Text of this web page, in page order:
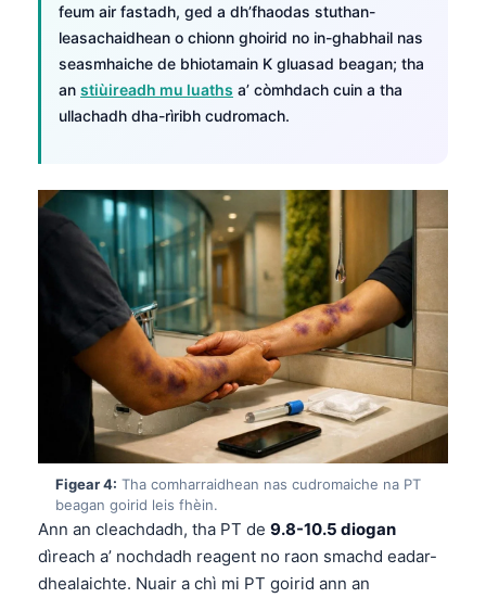
feum air fastadh, ged a dh’fhaodas stuthan-
leasachaidhean o chionn ghoirid no in-ghabhail nas
seasmhaiche de bhiotamain K gluasad beagan; tha
an stiùireadh mu luaths a’ còmhdach cuin a tha
ullachadh dha-rìribh cudromach.
Figear 4: Tha comharraidhean nas cudromaiche na PT
beagan goirid leis fhèin.
Ann an cleachdadh, tha PT de 9.8-10.5 diogan
dìreach a’ nochdadh reagent no raon smachd eadar-
dhealaichte. Nuair a chì mi PT goirid ann an